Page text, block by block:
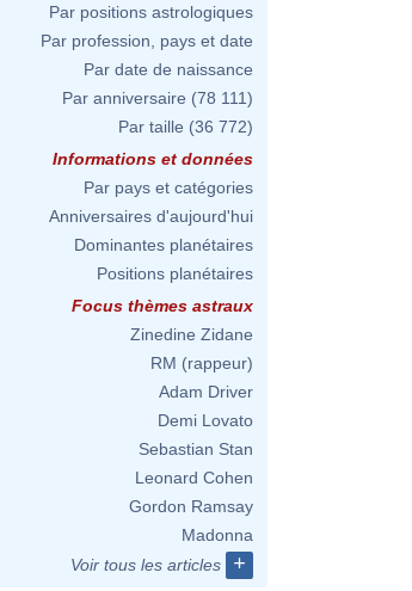
Par positions astrologiques
Par profession, pays et date
Par date de naissance
Par anniversaire (78 111)
Par taille (36 772)
Informations et données
Par pays et catégories
Anniversaires d'aujourd'hui
Dominantes planétaires
Positions planétaires
Focus thèmes astraux
Zinedine Zidane
RM (rappeur)
Adam Driver
Demi Lovato
Sebastian Stan
Leonard Cohen
Gordon Ramsay
Madonna
Voir tous les articles
+